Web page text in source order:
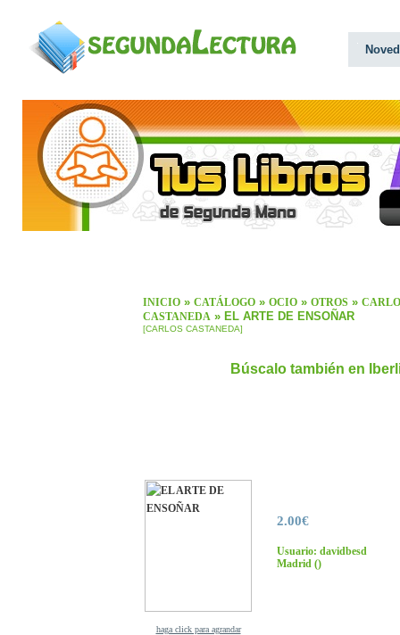
INICIO » CATÁLOGO » OCIO » OTROS »
CASTANEDA » EL ARTE DE ENSOÑAR
[CARLOS CASTANEDA]
Búscalo también en
haga click para agrandar
2.00€
Usuario: davidbesd
Madrid ()